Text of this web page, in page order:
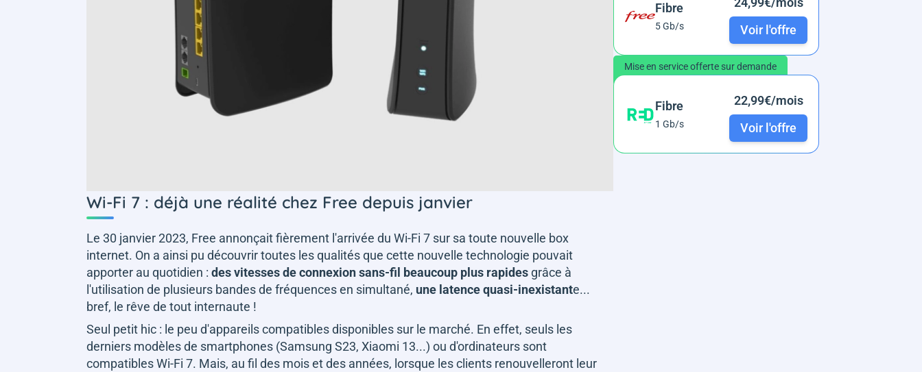
Wi-Fi 7 : déjà une réalité chez Free depuis janvier
Le 30 janvier 2023, Free annonçait fièrement l'arrivée du Wi-Fi 7 sur sa toute nouvelle box
internet. On a ainsi pu découvrir toutes les qualités que cette nouvelle technologie pouvait
apporter au quotidien : des vitesses de connexion sans-fil beaucoup plus rapides grâce à
l'utilisation de plusieurs bandes de fréquences en simultané, une latence quasi-inexistante...
bref, le rêve de tout internaute !
Seul petit hic : le peu d'appareils compatibles disponibles sur le marché. En effet, seuls les
derniers modèles de smartphones (Samsung S23, Xiaomi 13...) ou d'ordinateurs sont
compatibles Wi-Fi 7. Mais, au fil des mois et des années, lorsque les clients renouvelleront leur
Fibre
5 Gb/s
Voir l'offre
Mise en service offerte sur demande
Fibre
1 Gb/s
22,99€/mois
Voir l'offre